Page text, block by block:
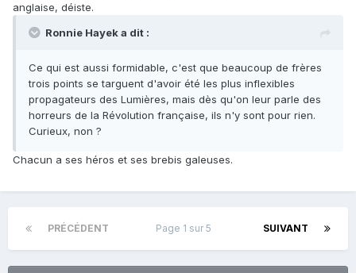
anglaise, déiste.
Ronnie Hayek a dit :
Ce qui est aussi formidable, c'est que beaucoup de frères
trois points se targuent d'avoir été les plus inflexibles
propagateurs des Lumières, mais dès qu'on leur parle des
horreurs de la Révolution française, ils n'y sont pour rien.
Curieux, non ?
Chacun a ses héros et ses brebis galeuses.
PRÉCÉDENT SUIVANT
Page 1 sur 5